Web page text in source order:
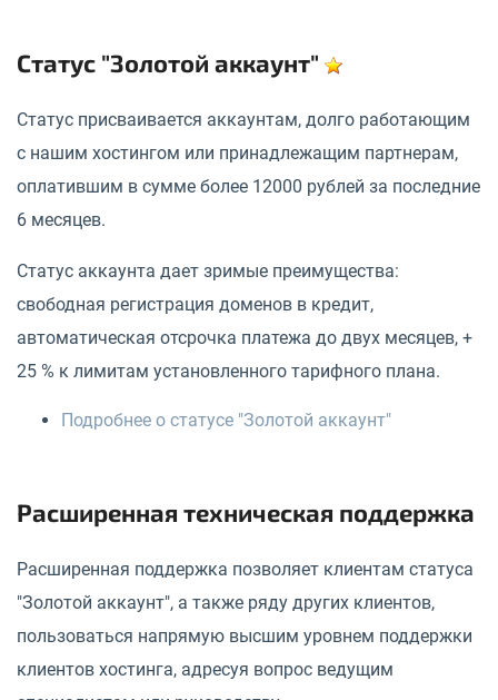
Статус "Золотой аккаунт"
Статус присваивается аккаунтам, долго работающим
с нашим хостингом или принадлежащим партнерам,
оплатившим в сумме более 12000 рублей за последние
6 месяцев.
Статус аккаунта дает зримые преимущества:
свободная регистрация доменов в кредит,
автоматическая отсрочка платежа до двух месяцев, +
25 % к лимитам установленного тарифного плана.
Подробнее о статусе "Золотой аккаунт"
Расширенная техническая поддержка
Расширенная поддержка позволяет клиентам статуса
"Золотой аккаунт", а также ряду других клиентов,
пользоваться напрямую высшим уровнем поддержки
клиентов хостинга, адресуя вопрос ведущим